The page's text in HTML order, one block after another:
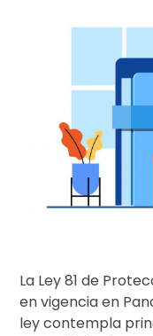
La Ley 81 de
en vigencia en
ley contempla